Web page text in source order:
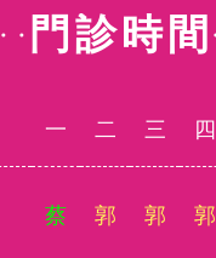
門診時間
一 二 三 四
蔡 郭 郭 郭